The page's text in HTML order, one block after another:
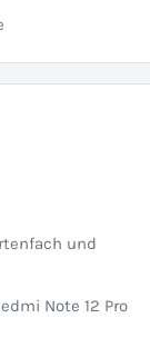
und
Note 12 Pro